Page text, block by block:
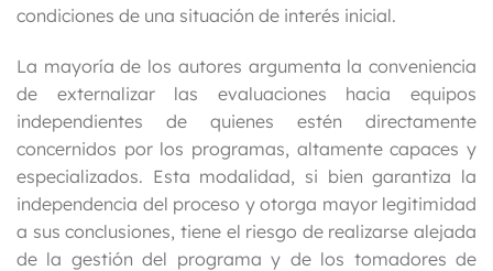
condiciones de una situación de interés inicial.
La mayoría de los autores argumenta la conveniencia
de externalizar las evaluaciones hacia equipos
independientes de quienes estén directamente
concernidos por los programas, altamente capaces y
especializados. Esta modalidad, si bien garantiza la
independencia del proceso y otorga mayor legitimidad
a sus conclusiones, tiene el riesgo de realizarse alejada
de la gestión del programa y de los tomadores de